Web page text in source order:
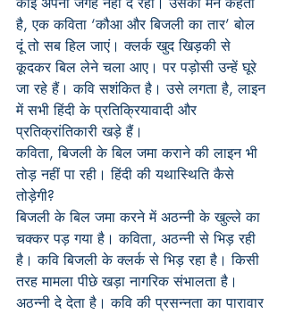
है, एक कविता ‘कौआ और बिजली का तार’ बोल
दूं तो सब हिल जाएं। क्लर्क खुद खिड़की से
कूदकर बिल लेने चला आए। पर पड़ोसी उन्हें घूरे
जा रहे हैं। कवि सशंकित है। उसे लगता है, लाइन
में सभी हिंदी के प्रतिक्रियावादी और
प्रतिक्रांतिकारी खड़े हैं।
कविता, बिजली के बिल जमा कराने की लाइन भी
तोड़ नहीं पा रही। हिंदी की यथास्थिति कैसे
तोड़ेगी?
बिजली के बिल जमा करने में अठन्नी के खुल्ले का
चक्कर पड़ गया है। कविता, अठन्नी से भिड़ रही
है। कवि बिजली के क्लर्क से भिड़ रहा है। किसी
तरह मामला पीछे खड़ा नागरिक संभालता है।
अठन्नी दे देता है। कवि की प्रसन्नता का पारावार